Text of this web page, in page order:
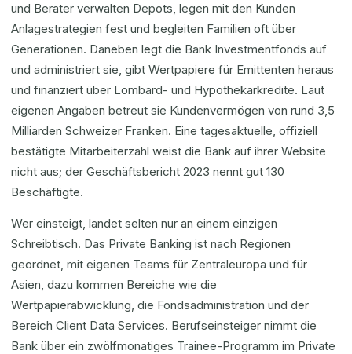
und Berater verwalten Depots, legen mit den Kunden
Anlagestrategien fest und begleiten Familien oft über
Generationen. Daneben legt die Bank Investmentfonds auf
und administriert sie, gibt Wertpapiere für Emittenten heraus
und finanziert über Lombard- und Hypothekarkredite. Laut
eigenen Angaben betreut sie Kundenvermögen von rund 3,5
Milliarden Schweizer Franken. Eine tagesaktuelle, offiziell
bestätigte Mitarbeiterzahl weist die Bank auf ihrer Website
nicht aus; der Geschäftsbericht 2023 nennt gut 130
Beschäftigte.
Wer einsteigt, landet selten nur an einem einzigen
Schreibtisch. Das Private Banking ist nach Regionen
geordnet, mit eigenen Teams für Zentraleuropa und für
Asien, dazu kommen Bereiche wie die
Wertpapierabwicklung, die Fondsadministration und der
Bereich Client Data Services. Berufseinsteiger nimmt die
Bank über ein zwölfmonatiges Trainee-Programm im Private